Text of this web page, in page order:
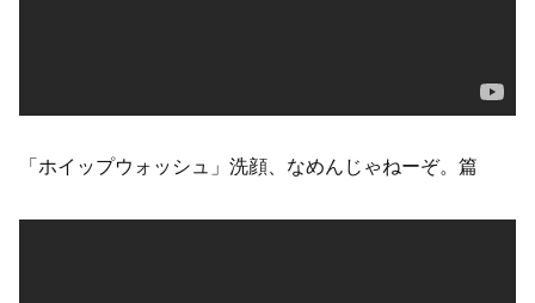
「ホイップウォッシュ」洗顔、なめんじゃねーぞ。篇